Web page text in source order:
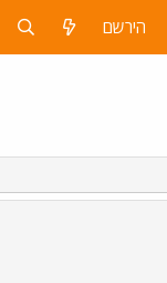
הירשם